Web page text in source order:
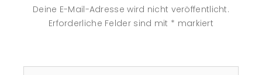
Deine E-Mail-Adresse wird nicht veröffentlicht.
Erforderliche Felder sind mit * markiert